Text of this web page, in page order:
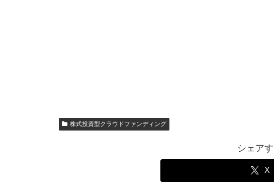
株式投資型クラウドファンディング
シェア
X